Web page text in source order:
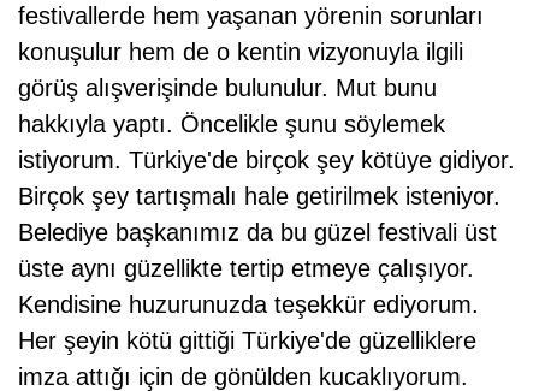
festivallerde hem yaşanan yörenin sorunları
konuşulur hem de o kentin vizyonuyla ilgili
görüş alışverişinde bulunulur. Mut bunu
hakkıyla yaptı. Öncelikle şunu söylemek
istiyorum. Türkiye'de birçok şey kötüye gidiyor.
Birçok şey tartışmalı hale getirilmek isteniyor.
Belediye başkanımız da bu güzel festivali üst
üste aynı güzellikte tertip etmeye çalışıyor.
Kendisine huzurunuzda teşekkür ediyorum.
Her şeyin kötü gittiği Türkiye'de güzelliklere
imza attığı için de gönülden kucaklıyorum.